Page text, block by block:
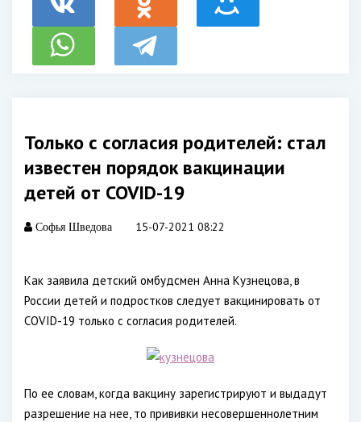
Только с согласия родителей: стал
известен порядок вакцинации
детей от COVID-19
Софья Шведова 15-07-2021 08:22
Как заявила детский омбудсмен Анна Кузнецова, в
России детей и подростков следует вакцинировать от
COVID-19 только с согласия родителей.
По ее словам, когда вакцину зарегистрируют и выдадут
разрешение на нее, то прививки несовершеннолетним